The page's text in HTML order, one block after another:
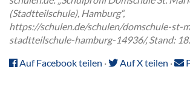
(Stadtteilschule), Hamburg“,
https://schulen.de/schulen/domschule-st-
stadtteilschule-hamburg-14936/, Stand:
Auf Facebook teilen · Auf X teilen ·